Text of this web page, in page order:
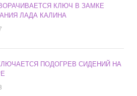
КЛЮЧ В ЗАМКЕ
ЛАДА КАЛИНА
ПОДОГРЕВ СИДЕНИЙ НА